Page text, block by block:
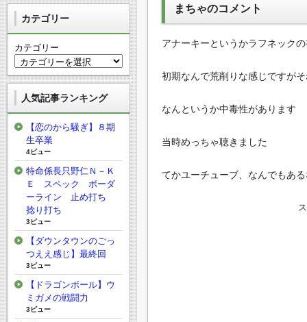
まちゃのコメント
アナーキーというかラフネック
初期なんで荒削りな感じですが
なんというか中毒性があります
当時めっちゃ聴きました
てかユーチューブ、なんでもあ
カテゴリー
カテゴリー
人気記事ランキング
【恋のから騒ぎ】８期
生卒業
4ビュー
特命係長只野仁Ｎ－Ｋ
Ｅ スペック ボーダ
ーライン 止め打ち
捻り打ち
3ビュー
【ダウンタウンのごっ
つええ感じ】最終回
3ビュー
【ドラゴンボール】ウ
ミガメの戦闘力
3ビュー